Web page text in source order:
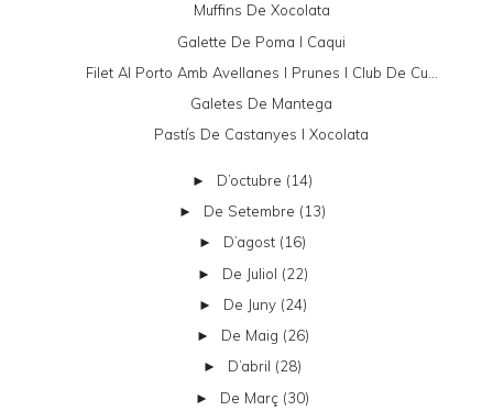
Muffins De Xocolata
Galette De Poma I Caqui
Filet Al Porto Amb Avellanes I Prunes I Club De Cu...
Galetes De Mantega
Pastís De Castanyes I Xocolata
► D’octubre (14)
► De Setembre (13)
► D’agost (16)
► De Juliol (22)
► De Juny (24)
► De Maig (26)
► D’abril (28)
► De Març (30)